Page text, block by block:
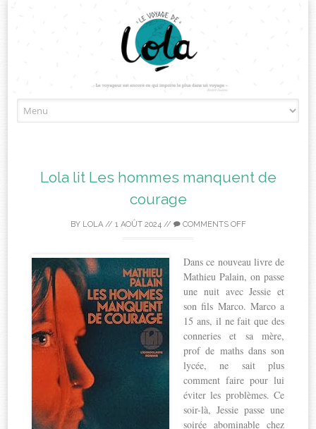
to
Lola lit Les hommes manquent de
courage
BY LOLA// 1 AOÛT 2024// COMMENTS OFF
Dans ce nouveau livre de
Mathieu Palain, on passe
une nuit avec Jessie et
son fils Marco. Marco a
15 ans, il ne fait que des
conneries et sa mère,
prof de maths dans son
lycée, ne sait plus
comment faire pour lui
éviter les problèmes. Ce
soir-là, Jessie passe une
soirée abominable chez